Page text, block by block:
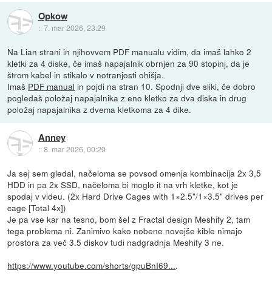
Opkow
::7. mar 2026, 23:29
Na Lian strani in njihovvem PDF manualu vidim, da imaš lahko 2
kletki za 4 diske, če imaš napajalnik obrnjen za 90 stopinj, da je
štrom kabel in stikalo v notranjosti ohišja.
Imaš PDF manual in pojdi na stran 10. Spodnji dve sliki, če dobro
pogledaš položaj napajalnika z eno kletko za dva diska in drug
položaj napajalnika z dvema kletkoma za 4 dike.
Anney
::8. mar 2026, 00:29
Ja sej sem gledal, načeloma se povsod omenja kombinacija 2x 3,5
HDD in pa 2x SSD, načeloma bi moglo it na vrh kletke, kot je
spodaj v videu. (2x Hard Drive Cages with 1×2.5"/1×3.5" drives per
cage [Total 4x])
Je pa vse kar na tesno, bom šel z Fractal design Meshify 2, tam
tega problema ni. Zanimivo kako nobene novejše kible nimajo
prostora za več 3.5 diskov tudi nadgradnja Meshify 3 ne.
https://www.youtube.com/shorts/gpuBnI69....